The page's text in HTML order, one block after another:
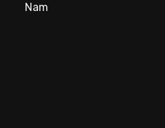
Nam